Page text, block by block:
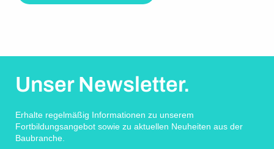
Unser Newsletter.
Erhalte regelmäßig Informationen zu unserem
Fortbildungsangebot sowie zu aktuellen Neuheiten aus der
Baubranche.